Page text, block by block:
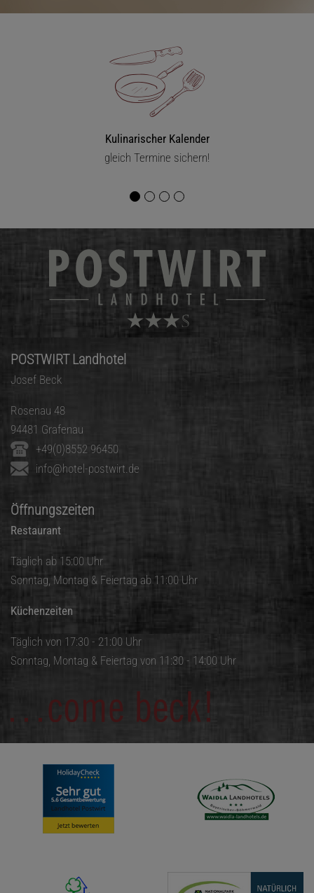
Kulinarischer Kalender
gleich Termine sichern!
POSTWIRT Landhotel
Josef Beck
Rosenau 48
94481 Grafenau
+49(0)8552 96450
info@hotel-postwirt.de
Öffnungszeiten
Restaurant
Täglich ab 15:00 Uhr
Sonntag, Montag & Feiertag ab 11:00 Uhr
Küchenzeiten
Täglich von 17:30 - 21:00 Uhr
Sonntag, Montag & Feiertag von 11:30 - 14:00 Uhr